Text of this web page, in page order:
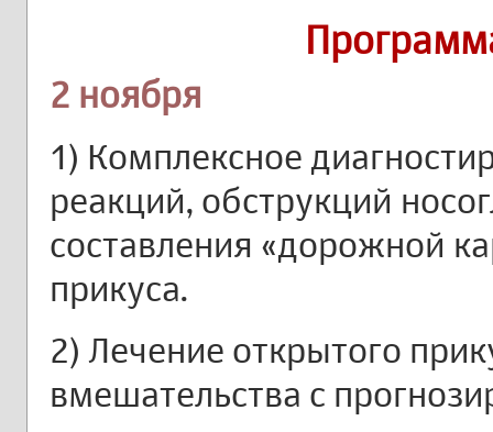
2 ноября
1) Комплексное
реакций, обструкций
составления «дорожной
прикуса.
2) Лечение открытого
вмешательства с